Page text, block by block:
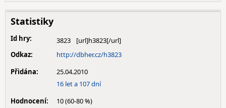
Statistiky
Id hry:
3823
Odkaz:
http://dbher.cz/h3823
Přidána:
25.04.2010
16 let a 107 dní
Hodnocení:
10 (60-80 %)